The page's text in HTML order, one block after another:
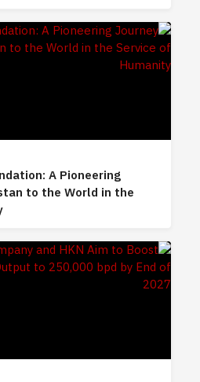
A Pioneering
to the World in the